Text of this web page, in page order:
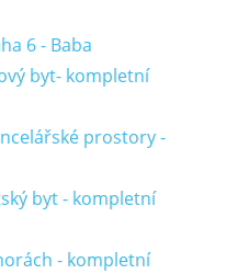
6 - Baba
byt- kompletní
prostory -
byt - kompletní
- kompletní